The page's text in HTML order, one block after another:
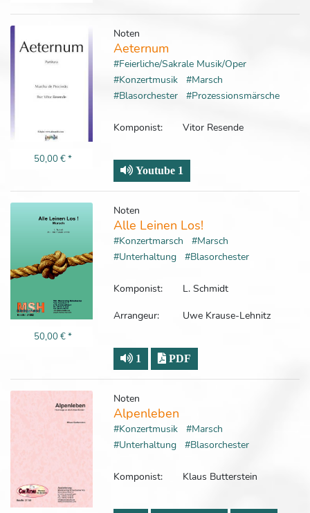
50,00 €*
Noten
Aeternum
#Feierliche/Sakrale Musik/Oper
#Konzertmusik
#Marsch
#Blasorchester
#Prozessionsmärsche
Komponist: Vitor Resende
Youtube 1
50,00 €*
Noten
Alle Leinen Los!
#Konzertmarsch
#Marsch
#Unterhaltung
#Blasorchester
Komponist:
L. Schmidt
Arrangeur:
Uwe Krause-Lehnitz
1 PDF
Noten
Alpenleben
#Konzertmusik
#Marsch
#Unterhaltung
#Blasorchester
Komponist: Klaus Butterstein